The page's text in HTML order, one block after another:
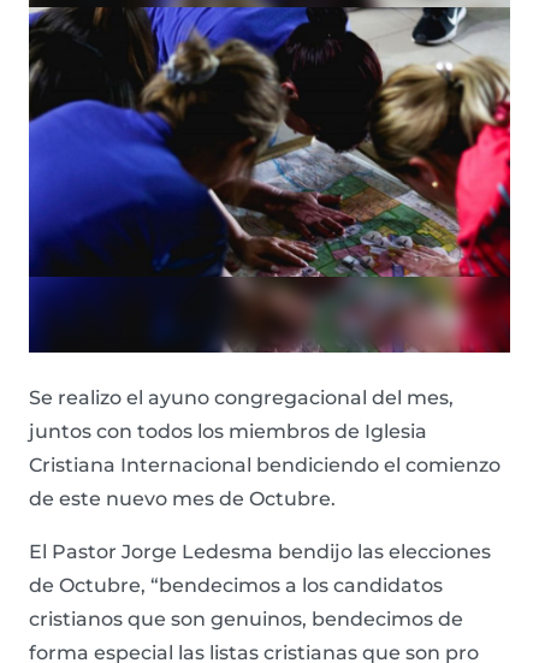
Se realizo el ayuno congregacional del mes,
juntos con todos los miembros de Iglesia
Cristiana Internacional bendiciendo el comienzo
de este nuevo mes de Octubre.
El Pastor Jorge Ledesma bendijo las elecciones
de Octubre, “bendecimos a los candidatos
cristianos que son genuinos, bendecimos de
forma especial las listas cristianas que son pro